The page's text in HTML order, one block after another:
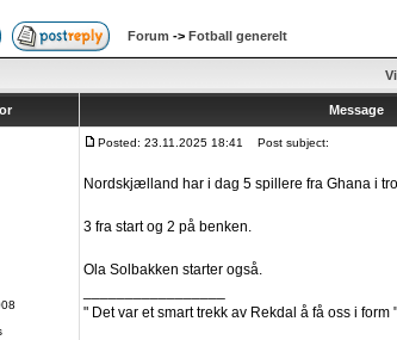
Forum -> Fotball generelt
Message
Posted: 23.11.2025 18:41 Post subject:
Nordskjælland har i dag 5 spillere fra Ghana i
3 fra start og 2 på benken.
Ola Solbakken starter også.
" Det var et smart trekk av Rekdal å få oss i form "